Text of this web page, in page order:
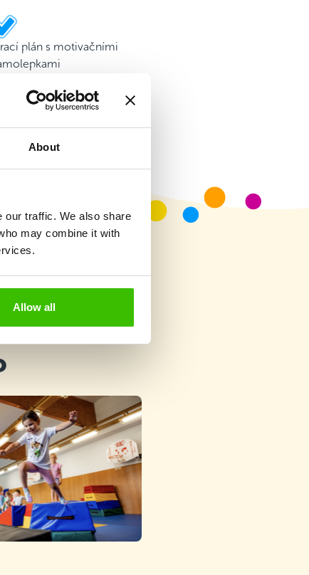
About
our traffic. We also share
may combine it with
Allow all
plán s motivačními